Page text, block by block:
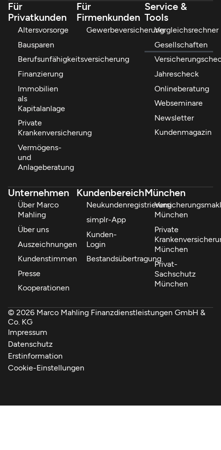
Für
Privatkunden
Altersvorsorge
Bausparen
Berufsunfähigkeitsversicherung
Finanzierung
Immobilien
als
Kapitalanlage
Private
Krankenversicherung
Vermögens-
und
Anlageberatung
Für
Firmenkunden
Gewerbeversicherung
Service &
Tools
Vergleichsrechner
Gesellschaften
Jahrescheck
Onlineberatung
Webseminare
Newsletter
Kundenmagazin
Unternehmen
Über Marco
Mahling
Über uns
Auszeichnungen
Kundenstimmen
Presse
Kooperationen
Kundenbereich
Neukundenregistrierung
simplr-App
Kunden-
Login
Bestandsübertragung
München
München
Private
München
Privat-
Sachschutz
München
© 2026 Marco Mahling Finanzdienstleistungen GmbH &
Co. KG
Impressum
Datenschutz
Erstinformation
Cookie-Einstellungen